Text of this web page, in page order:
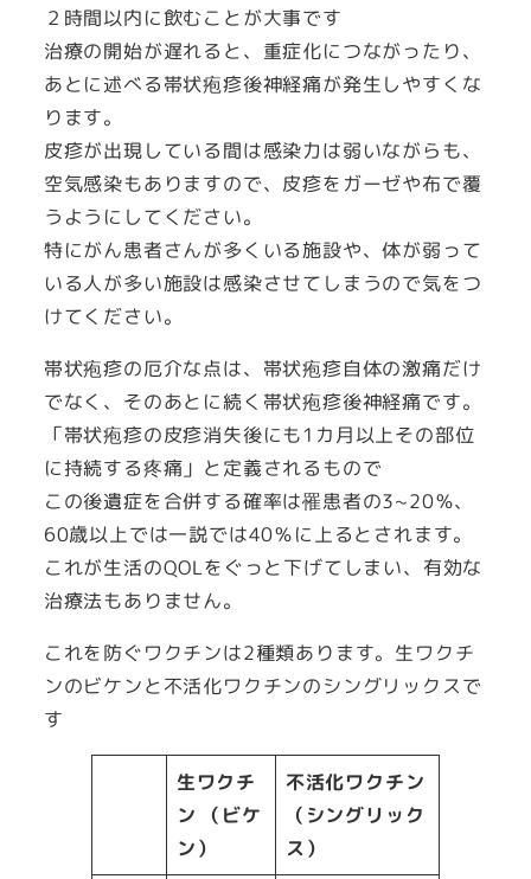
２時間以内に飲むことが大事です
治療の開始が遅れると、重症化につながったり、
あとに述べる帯状疱疹後神経痛が発生しやすくな
ります。
皮疹が出現している間は感染力は弱いながらも、
空気感染もありますので、皮疹をガーゼや布で覆
うようにしてください。
特にがん患者さんが多くいる施設や、体が弱って
いる人が多い施設は感染させてしまうので気をつ
けてください。
帯状疱疹の厄介な点は、帯状疱疹自体の激痛だけ
でなく、そのあとに続く帯状疱疹後神経痛です。
「帯状疱疹の皮疹消失後にも1カ月以上その部位
に持続する疼痛」と定義されるもので
この後遺症を合併する確率は罹患者の3~20％、
60歳以上では一説では40％に上るとされます。
これが生活のQOLをぐっと下げてしまい、有効な
治療法もありません。
これを防ぐワクチンは2種類あります。生ワクチ
ンのビケンと不活化ワクチンのシングリックスで
す
生ワクチ
ン
（ビケ
ン）
不活化ワクチン
（シングリック
ス）